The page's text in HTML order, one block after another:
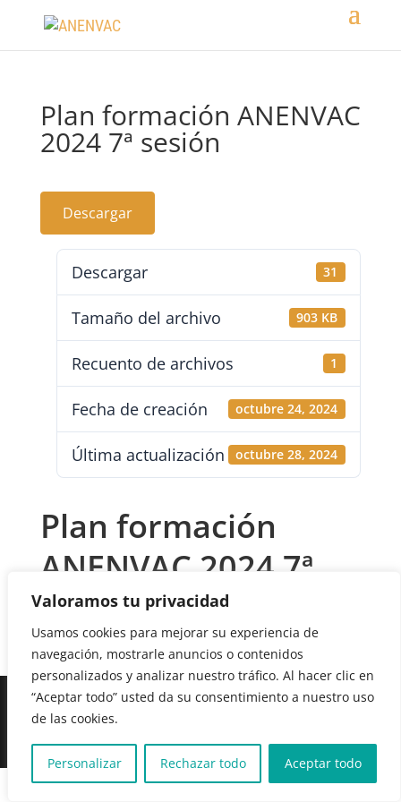
Valoramos tu privacidad
Usamos cookies para mejorar su experiencia de
navegación, mostrarle anuncios o contenidos
personalizados y analizar nuestro tráfico. Al hacer clic en
“Aceptar todo” usted da su consentimiento a nuestro uso
de las cookies.
Personalizar Rechazar todo Aceptar todo
Plan formación ANENVAC
2024 7ª sesión
Descargar
Descargar 31
Tamaño del archivo 903 KB
Recuento de archivos 1
Fecha de creación octubre 24, 2024
Última actualización octubre 28, 2024
Plan formación
ANENVAC 2024 7ª
sesión
© Anenvac 2026